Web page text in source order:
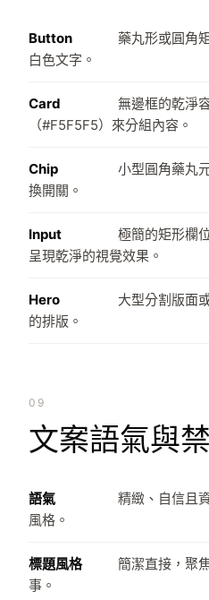
Button
藥丸形或圓角
白色文字。
Card
無邊框的乾淨
（#F5F5F5）來分組內容。
Chip
小型圓角藥丸
換開關。
Input
極簡的矩形欄
呈現乾淨的視覺效果。
Hero
大型分割版面
的排版。
09
文案語氣與
語氣
精緻、自信且
風格。
標題風格
簡潔直接，聚
事。